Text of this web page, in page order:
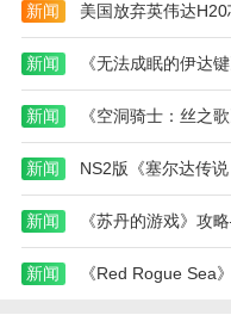
2、挑战模式：除
模式，玩家可以在其中
获得更丰厚的奖励。
三、道具与金币获
1、道具使用：游
食物、服饰等。这些
还能提升角色的属性和
完成任务获得这些道具
新闻
新闻 《无法成眠的伊达
新闻 《空洞骑士：丝之
新闻
新闻 《苏丹的游戏》攻
新闻 《Red Rogue